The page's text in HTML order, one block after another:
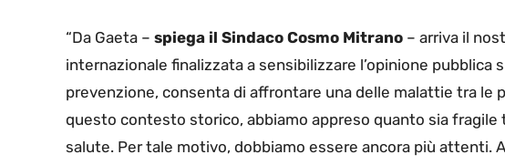
“Da Gaeta – spiega il Sindaco Cosmo Mitrano – arriva il
internazionale finalizzata a sensibilizzare l’opinione
prevenzione, consenta di affrontare una delle malattie tra le
questo contesto storico, abbiamo appreso quanto sia fragile
salute. Per tale motivo, dobbiamo essere ancora più attenti.